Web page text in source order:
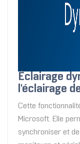
Éclairage
l'éclairage
Cette
Microsoft. Elle
synchroniser et